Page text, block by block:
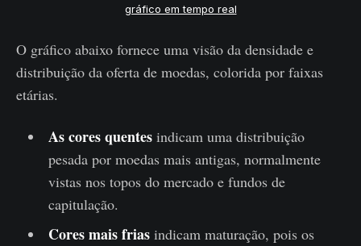
gráfico em tempo real
O gráfico abaixo fornece uma visão da densidade e
distribuição da oferta de moedas, colorida por faixas
etárias.
As cores quentesindicam uma distribuição
pesada por moedas mais antigas, normalmente
vistas nos topos do mercado e fundos de
capitulação.
Cores mais friasindicam maturação, pois os